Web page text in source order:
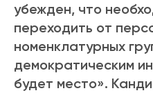
убежден, что
переходить от
номенклатурных
демократическим
будет место».